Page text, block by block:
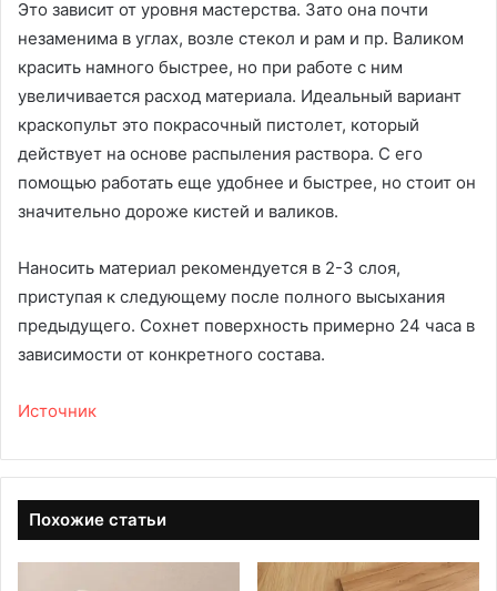
Это зависит от уровня мастерства. Зато она почти
незаменима в углах, возле стекол и рам и пр. Валиком
красить намного быстрее, но при работе с ним
увеличивается расход материала. Идеальный вариант
краскопульт это покрасочный пистолет, который
действует на основе распыления раствора. С его
помощью работать еще удобнее и быстрее, но стоит он
значительно дороже кистей и валиков.
Наносить материал рекомендуется в 2-3 слоя,
приступая к следующему после полного высыхания
предыдущего. Сохнет поверхность примерно 24 часа в
зависимости от конкретного состава.
Источник
Похожие статьи